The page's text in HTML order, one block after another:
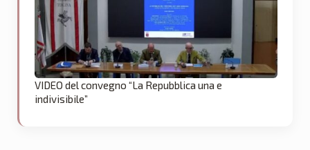
VIDEO del convegno “La Repubblica una e
indivisibile”